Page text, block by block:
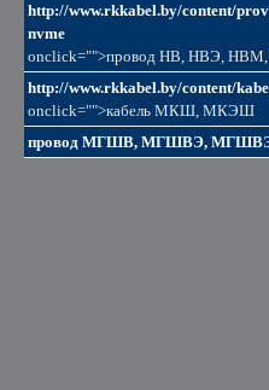
http://www.rkkabel.by/content/
nvme
onclick="">провод НВ, НВЭ,
http://www.rkkabel.by/content/
onclick="">кабель МКШ, МКЭШ
провод МГШВ, МГШВЭ,